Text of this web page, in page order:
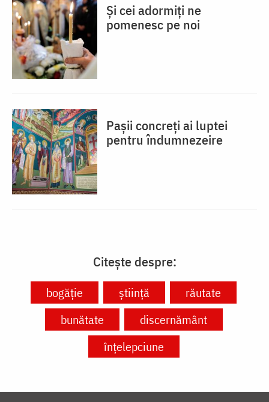
Și cei adormiți ne
pomenesc pe noi
Pașii concreți ai luptei
pentru îndumnezeire
Citește despre:
bogăție știință
răutate
bunătate
discernământ
înțelepciune